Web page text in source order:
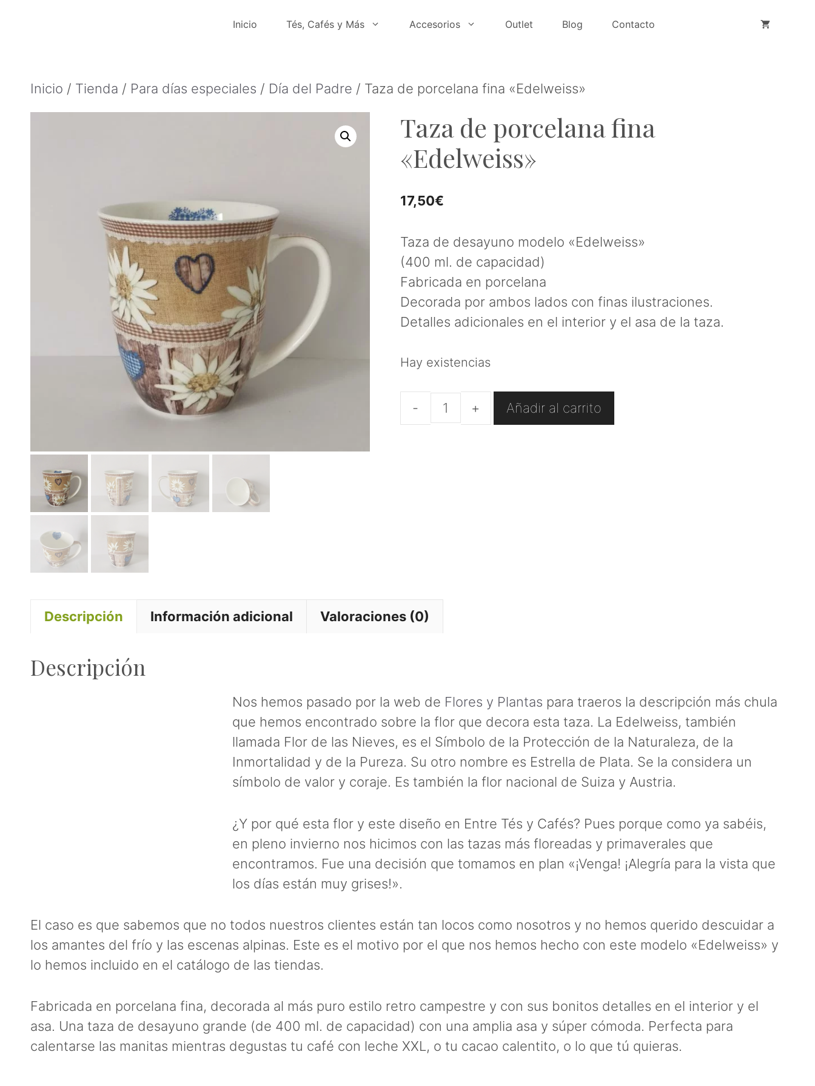
Inicio Tés, Cafés y Más Accesorios Outlet Blog Contacto
Inicio / Tienda / Para días especiales / Día del Padre / Taza de porcelana fina «Edelweiss»
Taza de porcelana fina
«Edelweiss»
17,50€
Taza de desayuno modelo «Edelweiss»
(400 ml. de capacidad)
Fabricada en porcelana
Decorada por ambos lados con finas ilustraciones.
Detalles adicionales en el interior y el asa de la taza.
Hay existencias
Añadir al carrito
Descripción Información adicional Valoraciones (0)
Descripción
Nos hemos pasado por la web de Flores y Plantas para traeros la descripción más chula
que hemos encontrado sobre la flor que decora esta taza. La Edelweiss, también
llamada Flor de las Nieves, es el Símbolo de la Protección de la Naturaleza, de la
Inmortalidad y de la Pureza. Su otro nombre es Estrella de Plata. Se la considera un
símbolo de valor y coraje. Es también la flor nacional de Suiza y Austria.
¿Y por qué esta flor y este diseño en Entre Tés y Cafés? Pues porque como ya sabéis,
en pleno invierno nos hicimos con las tazas más floreadas y primaverales que
encontramos. Fue una decisión que tomamos en plan «¡Venga! ¡Alegría para la vista que
los días están muy grises!».
El caso es que sabemos que no todos nuestros clientes están tan locos como nosotros y no hemos querido descuidar a
los amantes del frío y las escenas alpinas. Este es el motivo por el que nos hemos hecho con este modelo «Edelweiss» y
lo hemos incluido en el catálogo de las tiendas.
Fabricada en porcelana fina, decorada al más puro estilo retro campestre y con sus bonitos detalles en el interior y el
asa. Una taza de desayuno grande (de 400 ml. de capacidad) con una amplia asa y súper cómoda. Perfecta para
calentarse las manitas mientras degustas tu café con leche XXL, o tu cacao calentito, o lo que tú quieras.
fina